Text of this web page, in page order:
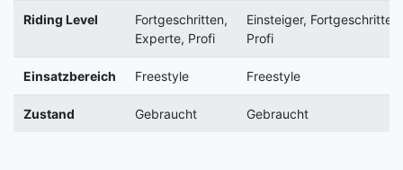
Riding Level
Fortgeschritten,
Experte, Profi
Einsteiger, Fortgeschritten,
Profi
Einsatzbereich Freestyle Freestyle
Zustand Gebraucht Gebraucht